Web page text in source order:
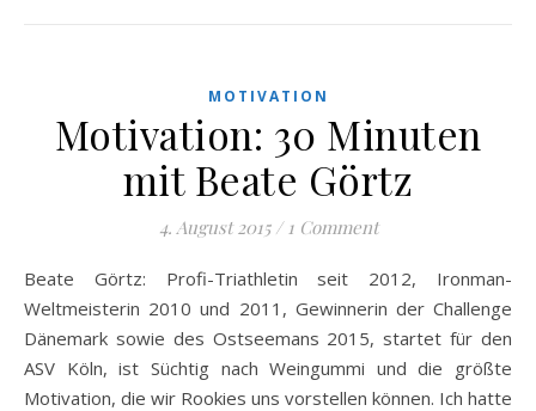
MOTIVATION
Motivation: 30 Minuten
mit Beate Görtz
4. August 2015 / 1 Comment
Beate Görtz: Profi-Triathletin seit 2012, Ironman-
Weltmeisterin 2010 und 2011, Gewinnerin der Challenge
Dänemark sowie des Ostseemans 2015, startet für den
ASV Köln, ist Süchtig nach Weingummi und die größte
Motivation, die wir Rookies uns vorstellen können. Ich hatte